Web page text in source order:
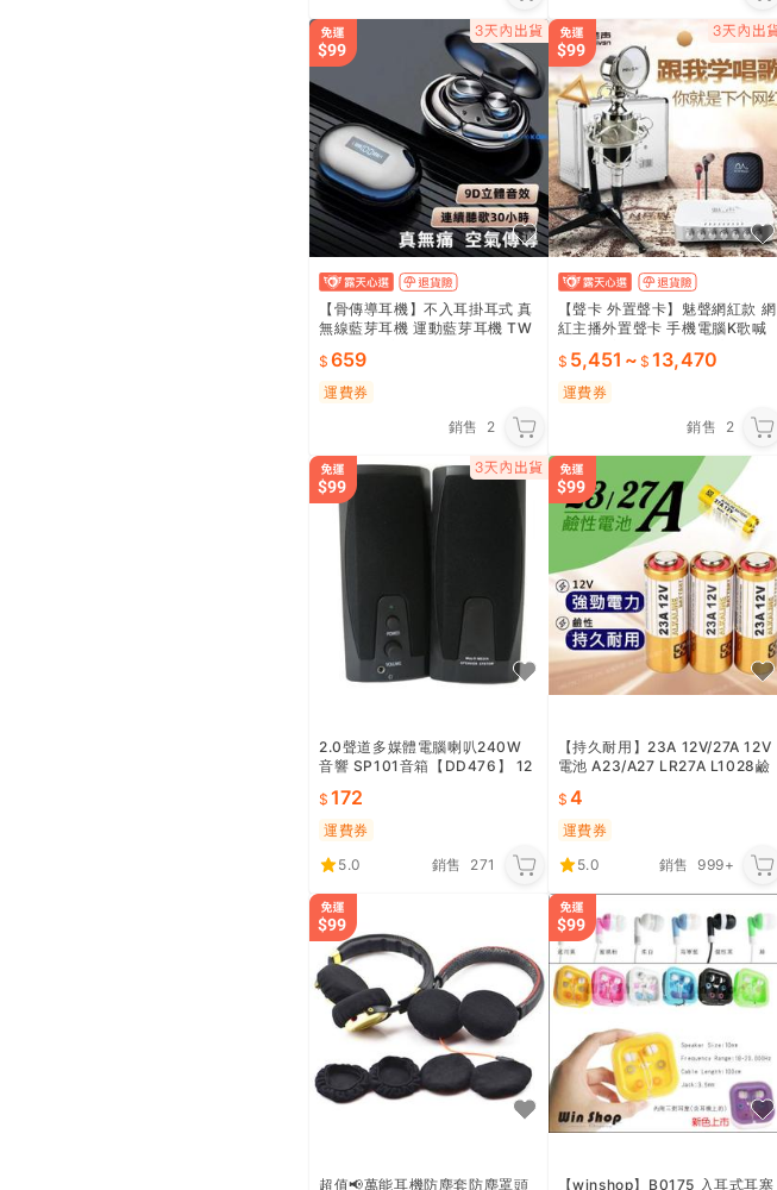
【骨傳導耳機】不入耳掛耳式 真
無線藍芽耳機 運動藍芽耳機 TW
安卓適用 跑步騎行運動
659
運費券
銷售
2
【聲卡 外置聲卡】魅聲網紅款 網
紅主播外置聲卡 手機電腦K歌喊
正品 K歌喊麥神器
5,451 ~ 13,470
運費券
銷售
2
2.0聲道多媒體電腦喇叭240W
音響 SP101音箱【DD476】 12
172
運費券
5.0
銷售 271
【持久耐用】23A 12V/27A 12V
電池 A23/A27 LR27A L1028鹼
4
運費券
5.0
銷售 999+
超值📢萬能耳機防塵套防塵罩頭 【winshop】B0175 入耳式耳塞